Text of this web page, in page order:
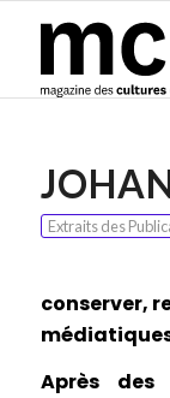
Extraits des
conserver,
Après